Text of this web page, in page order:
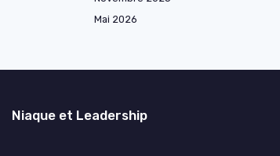
Mai 2026
Niaque et Leadership